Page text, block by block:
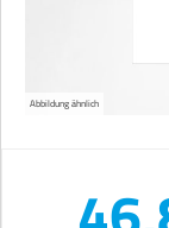
Abbildung ähnlich